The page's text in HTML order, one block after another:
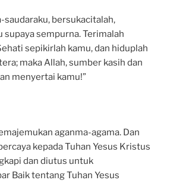
saudaraku, bersukacitalah,
supaya sempurna. Terimalah
sepikirlah kamu, dan hiduplah
maka Allah, sumber kasih dan
menyertai kamu!”
aganma-agama. Dan
kepada Tuhan Yesus Kristus
dan diutus untuk
Baik tentang Tuhan Yesus